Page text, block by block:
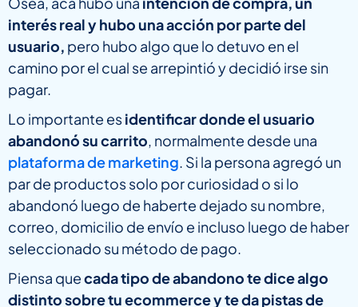
interés real y hubo una acción por parte del
usuario, pero hubo algo que lo detuvo en el
camino por el cual se arrepintió y decidió irse sin
pagar.
Lo importante esidentificar donde el usuario
abandonó su carrito, normalmente desde una
plataforma de marketing. Si la persona agregó un
par de productos solo por curiosidad o si lo
abandonó luego de haberte dejado su nombre,
correo, domicilio de envío e incluso luego de haber
seleccionado su método de pago.
Piensa quecada tipo de abandono te dice algo
distinto sobre tu ecommerce y te da pistas de